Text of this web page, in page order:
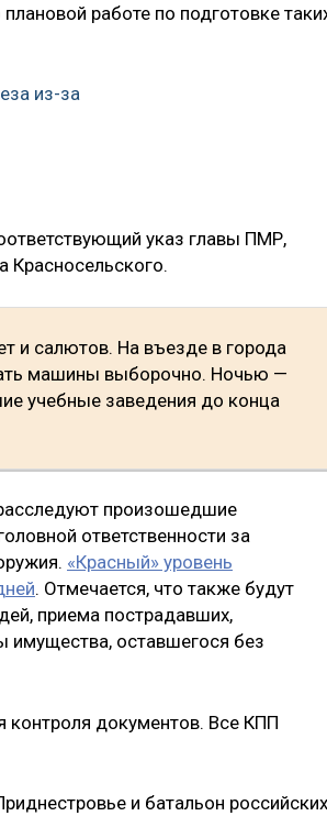
работе по подготовке
из-за
указ главы ПМР,
Красносельского.
и салютов. На въезде в города
машины выборочно. Ночью —
учебные заведения до конца
произошедшие
ответственности за
«Красный» уровень
. Отмечается, что также будут
приема пострадавших,
имущества, оставшегося без
контроля документов. Все КПП
и батальон российских